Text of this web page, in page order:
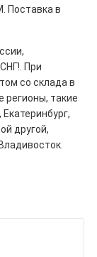
Поставка в
При
со склада в
регионы, такие
другой,